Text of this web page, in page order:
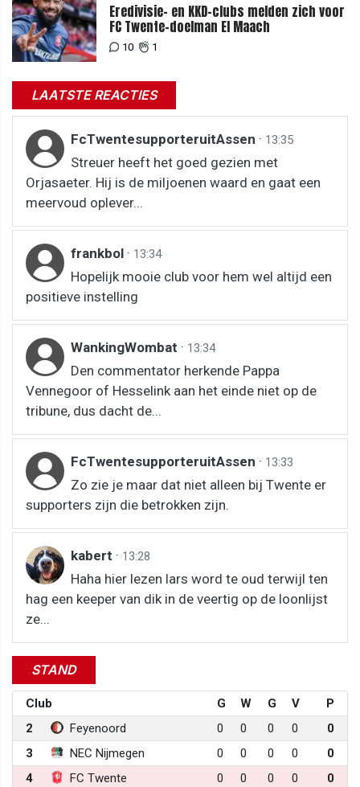
Eredivisie- en KKD-clubs melden zich voor
FC Twente-doelman El Maach
10 1
LAATSTE REACTIES
FcTwentesupporteruitAssen · 13:35
Streuer heeft het goed gezien met
Orjasaeter. Hij is de miljoenen waard en gaat een
meervoud oplever...
frankbol · 13:34
Hopelijk mooie club voor hem wel altijd een
positieve instelling
WankingWombat · 13:34
Den commentator herkende Pappa
Vennegoor of Hesselink aan het einde niet op de
tribune, dus dacht de...
FcTwentesupporteruitAssen · 13:33
Zo zie je maar dat niet alleen bij Twente er
supporters zijn die betrokken zijn.
kabert · 13:28
Haha hier lezen lars word te oud terwijl ten
hag een keeper van dik in de veertig op de loonlijst
ze...
STAND
Club G W G V
P
2
Feyenoord 0 0 0 0
0
3
NEC Nijmegen 0 0 0 0
0
4
FC Twente 0 0 0 0
0